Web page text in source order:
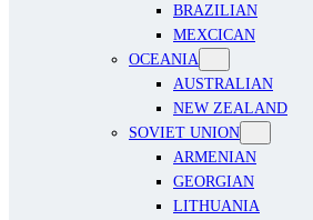
BRAZILIAN
MEXCICAN
OCEANIA
AUSTRALIAN
NEW ZEALAND
SOVIET UNION
ARMENIAN
GEORGIAN
LITHUANIA